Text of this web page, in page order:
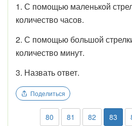
1. С помощью маленькой
количество часов.
2. С помощью большой
количество минут.
3. Назвать ответ.
Поделиться
80 81 82 83